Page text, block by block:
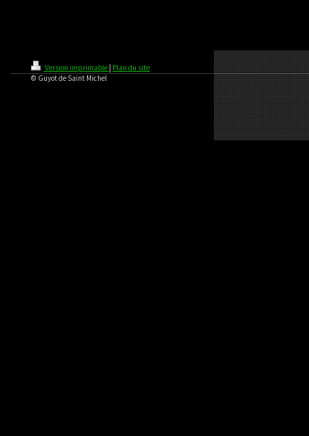
Version imprimable | Plan du site
© Guyot de Saint Michel